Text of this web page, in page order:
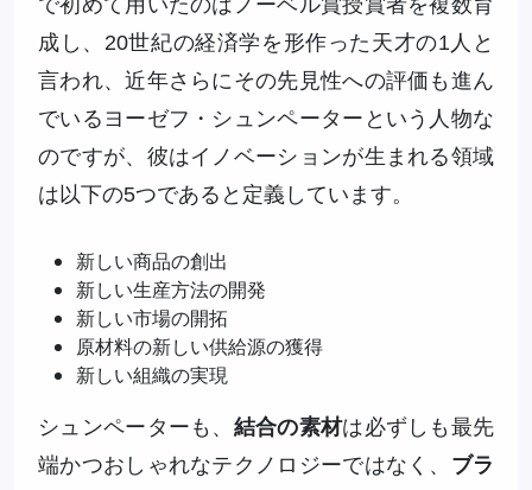
で初めて用いたのはノーベル賞授賞者を複数育
成し、20世紀の経済学を形作った天才の1人と
言われ、近年さらにその先見性への評価も進ん
でいるヨーゼフ・シュンペーターという人物な
のですが、彼はイノベーションが生まれる領域
は以下の5つであると定義しています。
新しい商品の創出
新しい生産方法の開発
新しい市場の開拓
原材料の新しい供給源の獲得
新しい組織の実現
シュンペーターも、 結合の素材は必ずしも最先
端かつおしゃれなテクノロジーではなく、 ブラ